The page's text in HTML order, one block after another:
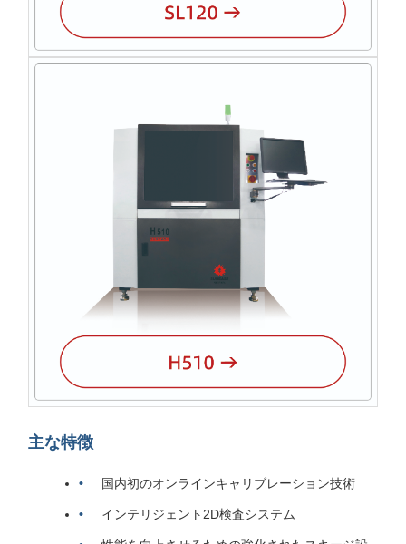
主な特徴
国内初のオンラインキャリブレーション技術
インテリジェント2D検査システム